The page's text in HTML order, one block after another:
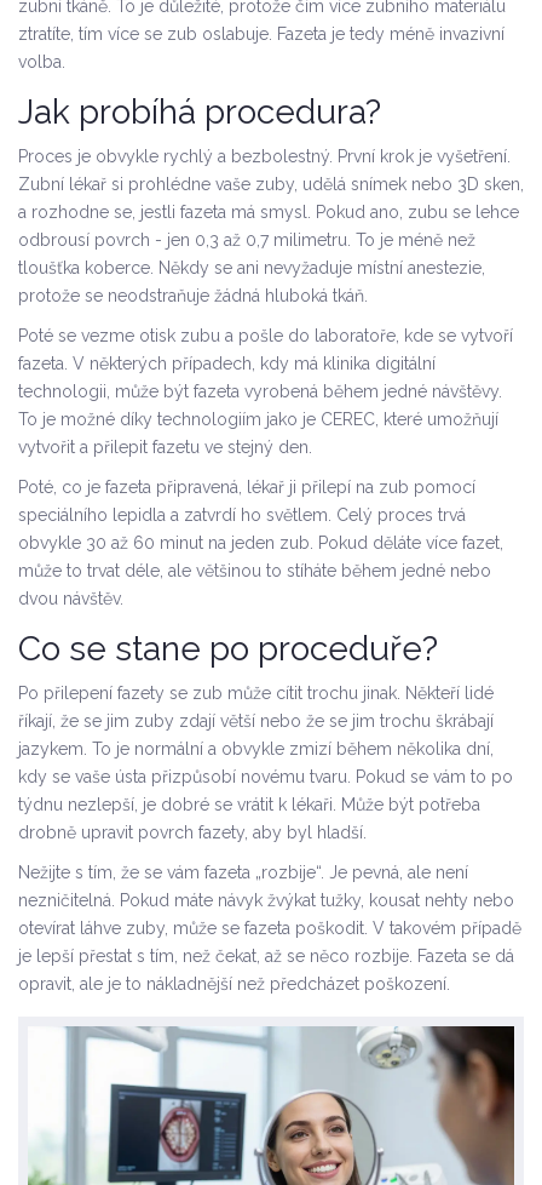
zubní tkáně. To je důležité, protože čím více zubního materiálu
ztratíte, tím více se zub oslabuje. Fazeta je tedy méně invazivní
volba.
Jak probíhá procedura?
Proces je obvykle rychlý a bezbolestný. První krok je vyšetření.
Zubní lékař si prohlédne vaše zuby, udělá snímek nebo 3D sken,
a rozhodne se, jestli fazeta má smysl. Pokud ano, zubu se lehce
odbrousí povrch - jen 0,3 až 0,7 milimetru. To je méně než
tloušťka koberce. Někdy se ani nevyžaduje místní anestezie,
protože se neodstraňuje žádná hluboká tkáň.
Poté se vezme otisk zubu a pošle do laboratoře, kde se vytvoří
fazeta. V některých případech, kdy má klinika digitální
technologii, může být fazeta vyrobená během jedné návštěvy.
To je možné díky technologiím jako je CEREC, které umožňují
vytvořit a přilepit fazetu ve stejný den.
Poté, co je fazeta připravená, lékař ji přilepí na zub pomocí
speciálního lepidla a zatvrdí ho světlem. Celý proces trvá
obvykle 30 až 60 minut na jeden zub. Pokud děláte více fazet,
může to trvat déle, ale většinou to stíháte během jedné nebo
dvou návštěv.
Co se stane po proceduře?
Po přilepení fazety se zub může cítit trochu jinak. Někteří lidé
říkají, že se jim zuby zdají větší nebo že se jim trochu škrábají
jazykem. To je normální a obvykle zmizí během několika dní,
kdy se vaše ústa přizpůsobí novému tvaru. Pokud se vám to po
týdnu nezlepší, je dobré se vrátit k lékaři. Může být potřeba
drobně upravit povrch fazety, aby byl hladší.
Nežijte s tím, že se vám fazeta „rozbije“. Je pevná, ale není
nezničitelná. Pokud máte návyk žvýkat tužky, kousat nehty nebo
otevírat láhve zuby, může se fazeta poškodit. V takovém případě
je lepší přestat s tím, než čekat, až se něco rozbije. Fazeta se dá
opravit, ale je to nákladnější než předcházet poškození.